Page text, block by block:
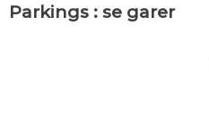
Parkings : se garer